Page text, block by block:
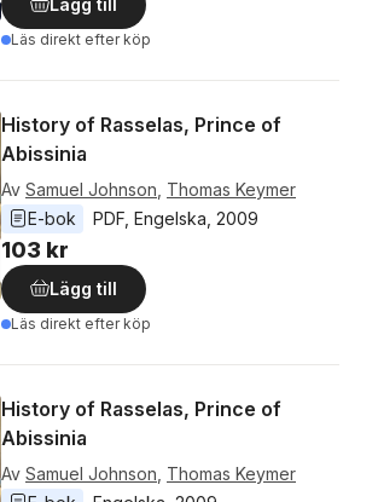
Läs direkt efter köp
History of Rasselas, Prince of
Abissinia
Av Samuel Johnson Thomas Keymer
E-bok
PDF Engelska 2009
103 kr
Lägg till
Läs direkt efter köp
History of Rasselas, Prince of
Abissinia
Av Samuel Johnson Thomas Keymer